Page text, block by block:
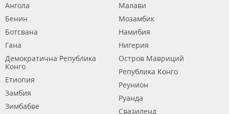
Ангола
Бенин
Ботсвана
Гана
Демократична Република
Конго
Етиопия
Замбия
Зимбабве
Малави
Мозамбик
Намибия
Нигерия
Остров Мавриций
Република Конго
Реунион
Руанда
Свазиленд